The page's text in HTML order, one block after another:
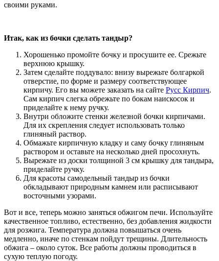
своими руками.
Итак, как из бочки сделать тандыр?
Хорошенько промойте бочку и просушите ее. Срежьте
верхнюю крышку.
Затем сделайте поддувало: внизу вырежьте болгаркой
отверстие, по форме и размеру соответствующее
кирпичу. Его вы можете заказать на сайте Русс Кирпич.
Сам кирпич слегка обрежьте по бокам наискосок и
приделайте к нему ручку.
Внутри обложите стенки железной бочки кирпичами.
Для их скрепления следует использовать только
глиняный раствор.
Обмажьте кирпичную кладку и саму бочку глиняным
раствором и оставьте на несколько дней просохнуть.
Вырежьте из доски толщиной 3 см крышку для тандыра,
приделайте ручку.
Для красоты самодельный тандыр из бочки
обкладывают природным камнем или расписывают
восточными узорами.
Вот и все, теперь можно заняться обжигом печи. Используйте
качественное топливо, естественно, без добавления жидкости
для розжига. Температура должна повышаться очень
медленно, иначе по стенкам пойдут трещины. Длительность
обжига – около суток. Все работы должны проводиться в
сухую теплую погоду.